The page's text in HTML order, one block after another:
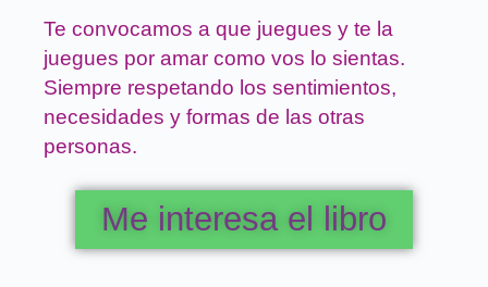
Te convocamos a que juegues y te la
juegues por amar como vos lo sientas.
Siempre respetando los sentimientos,
necesidades y formas de las otras
personas.
Me interesa el libro